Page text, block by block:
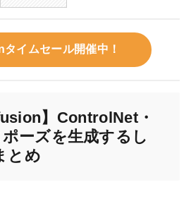
イムセール開催中！
】ControlNet・
ーズを生成するし
とめ